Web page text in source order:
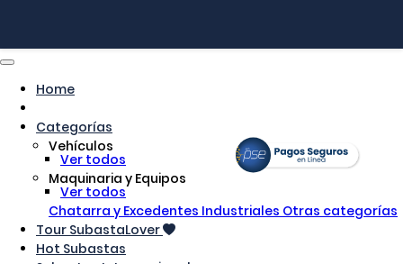
Home
Categorías
Vehículos
Ver todos
Maquinaria y Equipos
Ver todos
Chatarra y Excedentes Industriales Otras categorías
Tour SubastaLover
Hot Subastas